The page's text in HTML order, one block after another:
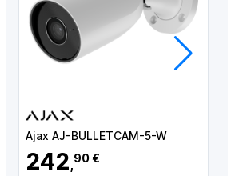
Próximo
Ajax AJ-BULLETCAM-5-W
242,90 €